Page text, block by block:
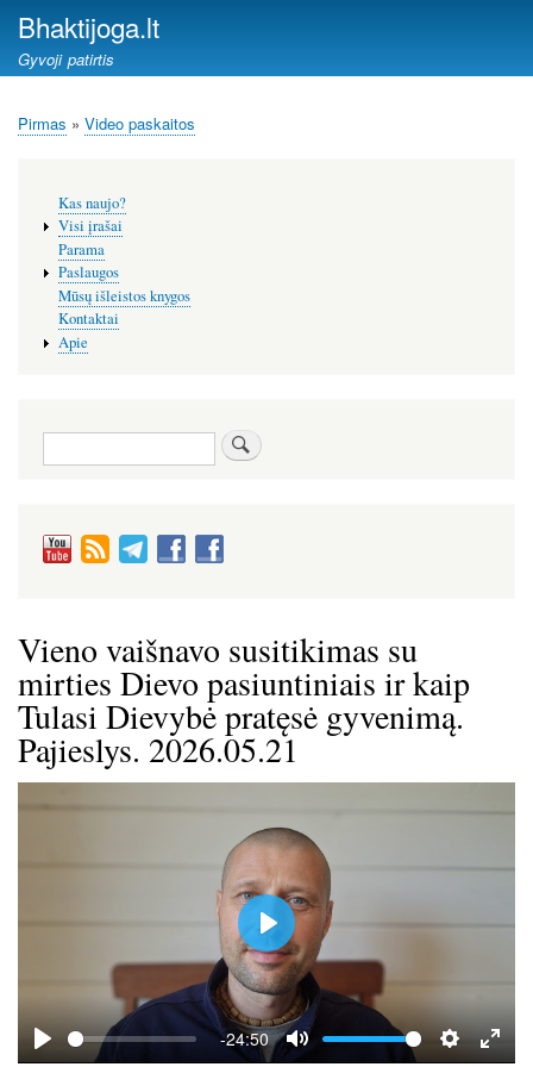
Bhaktijoga.lt
Gyvoji patirtis
Kelias
Pirmas Video paskaitos
Vieno vaišnavo susitikimas su
mirties Dievo pasiuntiniais ir kaip
Tulasi Dievybė pratęsė gyvenimą.
Pajieslys. 2026.05.21
-24:50
P
l
a
y
meniu
Kas naujo?
Visi įrašai
Parama
Paslaugos
Mūsų išleistos knygos
Kontaktai
Apie
Paieška